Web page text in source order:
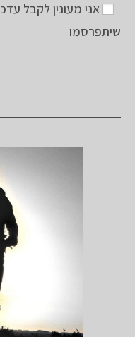
אני מעונין לקבל
שיתפרסמו